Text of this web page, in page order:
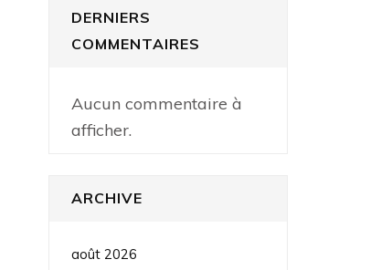
DERNIERS
COMMENTAIRES
Aucun commentaire à
afficher.
ARCHIVE
août 2026